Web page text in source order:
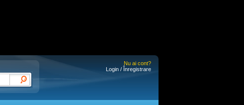
Nu ai cont?
Login / Înregistrare